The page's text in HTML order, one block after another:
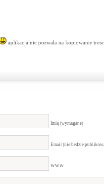
aplikacja nie pozwala na kopiowanie
Imię (wymagane)
Email (nie bedzie
WWW